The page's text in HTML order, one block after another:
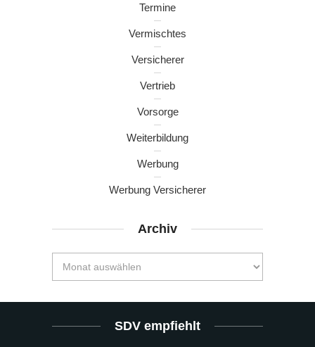
Termine
Vermischtes
Versicherer
Vertrieb
Vorsorge
Weiterbildung
Werbung
Werbung Versicherer
Archiv
SDV empfiehlt